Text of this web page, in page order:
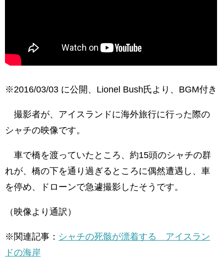
※2016/03/03 に公開、Lionel Bush氏より、BGM付き
撮影者が、アイスランドに海外旅行に行った際の
シャチの映像です。
車で橋を渡っていたところ、約15頭のシャチの群
れが、橋の下を通り過ぎるところに偶然遭遇し、車
を停め、ドローンで急遽撮影したそうです。
（映像より通訳）
※関連記事： シャチの死骸が漂着する アイスラン
ドの海岸